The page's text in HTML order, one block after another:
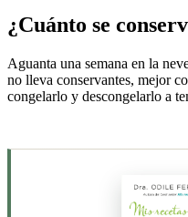
¿Cuánto se
Aguanta una semana en la
no lleva conservantes, mejor
congelarlo y descongelarlo a